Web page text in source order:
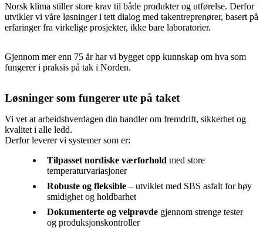
Norsk klima stiller store krav til både produkter og utførelse. Derfor
utvikler vi våre løsninger i tett dialog med takentreprenører, basert på
erfaringer fra virkelige prosjekter, ikke bare laboratorier.
Gjennom mer enn 75 år har vi bygget opp kunnskap om hva som
fungerer i praksis på tak i Norden.
Løsninger som fungerer ute på taket
Vi vet at arbeidshverdagen din handler om fremdrift, sikkerhet og
kvalitet i alle ledd.
Derfor leverer vi systemer som er:
Tilpasset nordiske værforhold med store
temperaturvariasjoner
Robuste og fleksible – utviklet med SBS asfalt for høy
smidighet og holdbarhet
Dokumenterte og velprøvde gjennom strenge tester
og produksjonskontroller